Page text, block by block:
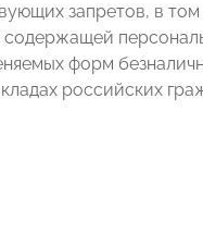
запретов, в том
содержащей
форм
российских